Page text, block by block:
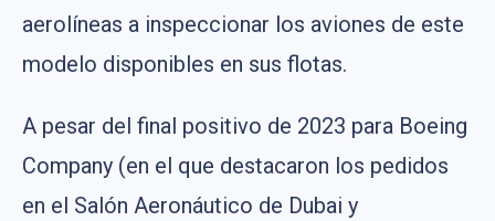
aerolíneas a inspeccionar los aviones de este
modelo disponibles en sus flotas.
A pesar del final positivo de 2023 para Boeing
Company (en el que destacaron los pedidos
en el Salón Aeronáutico de Dubai y